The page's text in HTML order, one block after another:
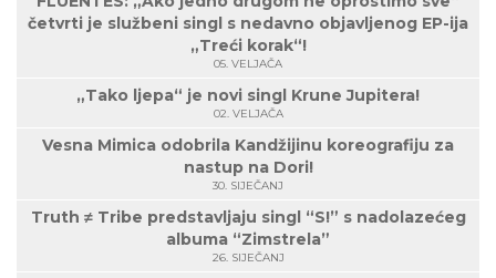
četvrti je službeni singl s nedavno objavljenog EP-ija
„Treći korak“!
05. VELJAČA
„Tako ljepa“ je novi singl Krune Jupitera!
02. VELJAČA
Vesna Mimica odobrila Kandžijinu koreografiju za
nastup na Dori!
30. SIJEČANJ
Truth ≠ Tribe predstavljaju singl “S!” s nadolazećeg
albuma “Zimstrela”
26. SIJEČANJ